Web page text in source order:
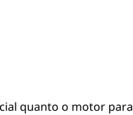
quanto o motor para